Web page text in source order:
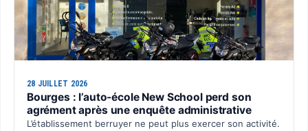
28 JUILLET 2026
Bourges : l’auto-école New School perd son
agrément après une enquête administrative
L’établissement berruyer ne peut plus exercer son activité.